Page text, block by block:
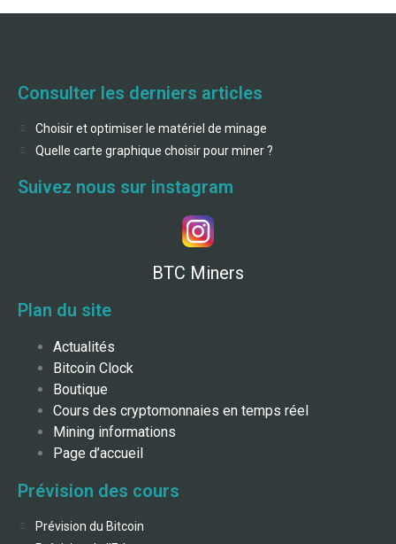
Consulter les derniers articles
Choisir et optimiser le matériel de minage
Quelle carte graphique choisir pour miner ?
Suivez nous sur instagram
BTC Miners
Plan du site
Actualités
Bitcoin Clock
Boutique
Cours des cryptomonnaies en temps réel
Mining informations
Page d’accueil
Prévision des cours
Prévision du Bitcoin